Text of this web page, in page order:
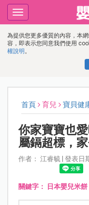
為提供您更多優質的內容，本
容，即表示您同意我們使用
權說明 。
Toggle
navigation
首頁 育兒 寶貝健
你家寶寶也
屬鎘超標，
作者： 江睿毓 | 發表日
關鍵字： 日本嬰兒米餅